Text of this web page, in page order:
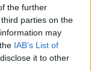
the further
parties on the
may
IAB’s List of
it to other